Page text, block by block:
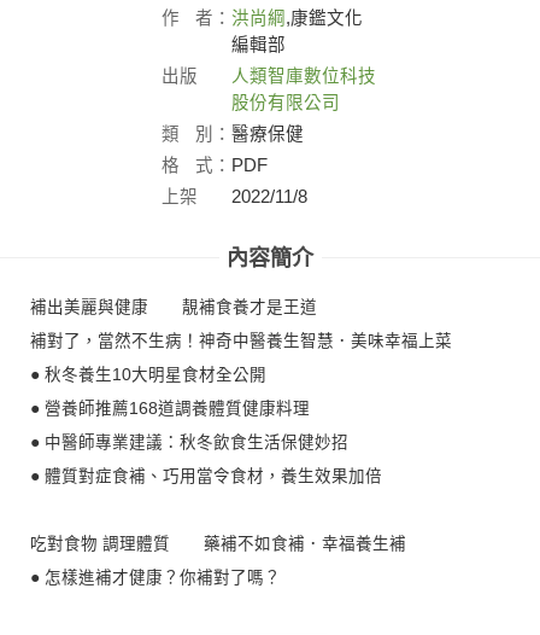
作 者： 洪尚綱 ,康鑑文化
編輯部
出版
人類智庫數位科技
股份有限公司
類
別： 醫療保健
格
式： PDF
上架
2022/11/8
內容簡介
補出美麗與健康 靚補食養才是王道
補對了，當然不生病！神奇中醫養生智慧．美味幸福上菜
● 秋冬養生10大明星食材全公開
● 營養師推薦168道調養體質健康料理
● 中醫師專業建議：秋冬飲食生活保健妙招
● 體質對症食補、巧用當令食材，養生效果加倍
吃對食物 調理體質 藥補不如食補．幸福養生補
● 怎樣進補才健康？你補對了嗎？